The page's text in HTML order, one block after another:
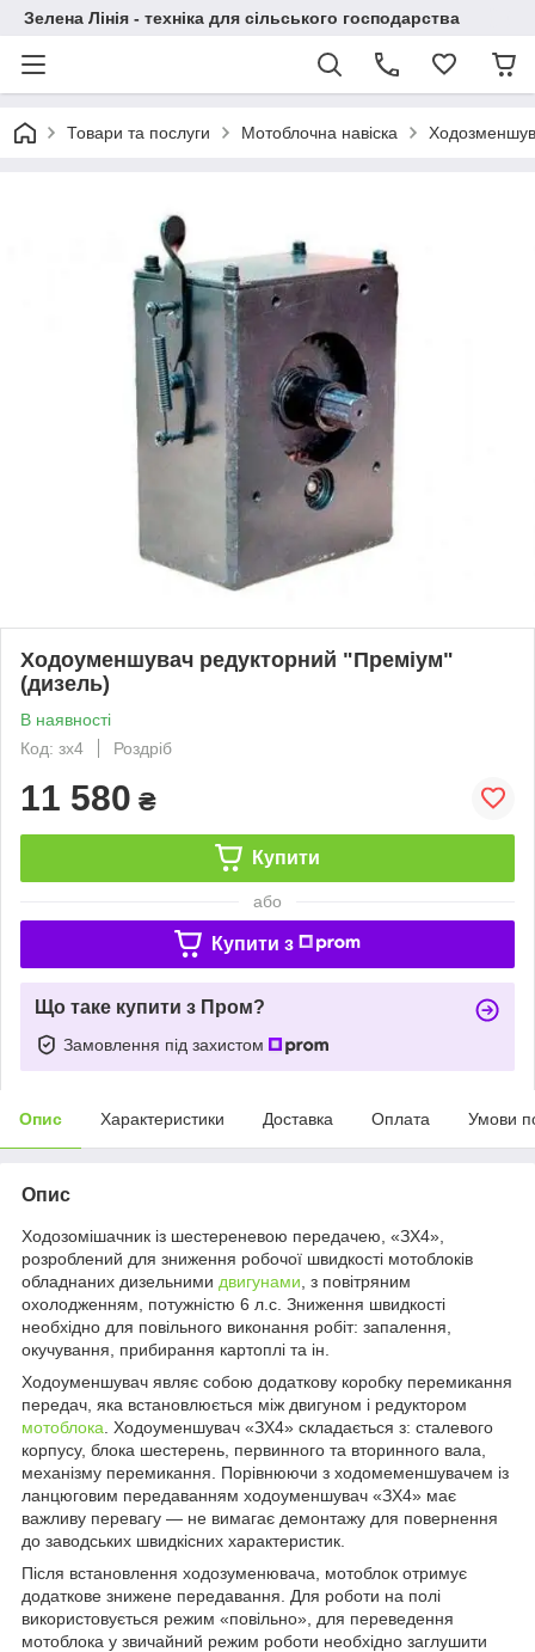
Зелена Лінія - техніка для сільського господарства
Товари та послуги Мотоблочна навіска
Ходоуменшувач редукторний "Преміум"
(дизель)
В наявності
Код: зх4
Роздріб
11 580 ₴
Купити
або
Купити з
Що таке купити з Пром?
Замовлення під захистом
Опис Характеристики Доставка Оплата Умови
Опис
Ходозомішачник із шестереневою передачею, «ЗХ4»,
розроблений для зниження робочої швидкості мотоблоків
обладнаних дизельними двигунами , з повітряним
охолодженням, потужністю 6 л.с. Зниження швидкості
необхідно для повільного виконання робіт: запалення,
окучування, прибирання картоплі та ін.
Ходоуменшувач являє собою додаткову коробку перемикання
передач, яка встановлюється між двигуном і редуктором
мотоблока . Ходоуменшувач «ЗХ4» складається з: сталевого
корпусу, блока шестерень, первинного та вторинного вала,
механізму перемикання. Порівнюючи з ходомеменшувачем із
ланцюговим передаванням ходоуменшувач «ЗХ4» має
важливу перевагу — не вимагає демонтажу для повернення
до заводських швидкісних характеристик.
Після встановлення ходозуменювача, мотоблок отримує
додаткове знижене передавання. Для роботи на полі
використовується режим «повільно», для переведення
мотоблока у звичайний режим роботи необхідно заглушити